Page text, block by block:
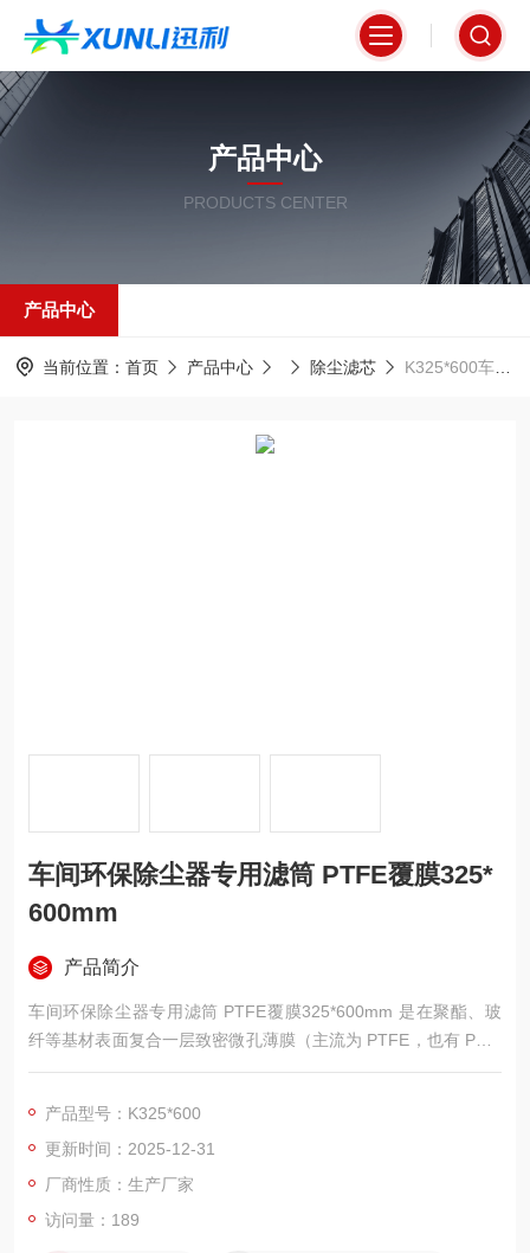
产品中心
PRODUCTS CENTER
产品中心
当前位置： 首页 产品中心 除尘滤芯 K325*600车间环保除尘器专用滤筒 PTFE覆膜325*600mm
车间环保除尘器专用滤筒 PTFE覆膜325*
600mm
产品简介
车间环保除尘器专用滤筒 PTFE覆膜325*600mm 是在聚酯、玻
纤等基材表面复合一层致密微孔薄膜（主流为 PTFE，也有 PP/P
E/PU 等）的高效工业除尘元件，以 “表面过滤" 为核心机制，过
于焊接、喷涂、水泥、化工、冶金等工业粉尘治理场景。
产品型号：K325*600
更新时间：2025-12-31
厂商性质：生产厂家
访问量：189